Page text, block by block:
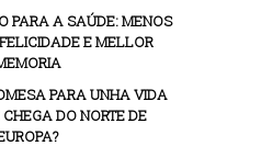
PARA A SAÚDE: MENOS
E MELLOR
PARA UNHA VIDA
DO NORTE DE